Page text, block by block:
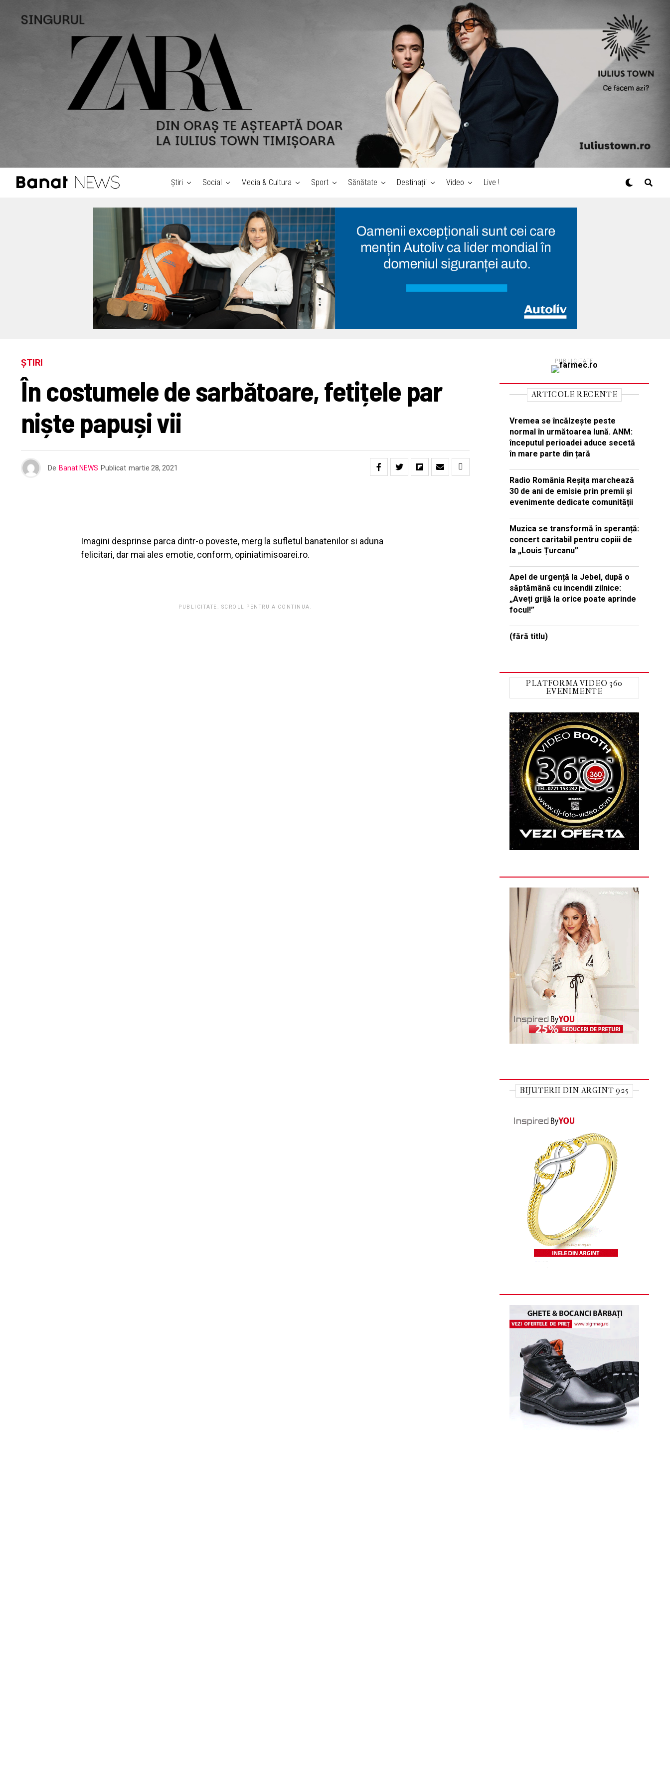
Știri Social Media & Cultura Sport Sănătate Destinații Video Live !
ȘTIRI
În costumele de sarbătoare, fetițele par
niște papuși vii
De Banat NEWS Publicat martie 28, 2021
Imagini desprinse parca dintr-o poveste, merg la sufletul banatenilor si aduna
felicitari, dar mai ales emotie, conform, opiniatimisoarei.ro.
PUBLICITATE. SCROLL PENTRU A CONTINUA.
PUBLICITATE
ARTICOLE RECENTE
Vremea se încălzește peste
normal în următoarea lună. ANM:
începutul perioadei aduce secetă
în mare parte din țară
Radio România Reșița marchează
30 de ani de emisie prin premii și
evenimente dedicate comunității
Muzica se transformă în speranță:
concert caritabil pentru copiii de
la „Louis Țurcanu”
Apel de urgență la Jebel, după o
săptămână cu incendii zilnice:
„Aveți grijă la orice poate aprinde
focul!”
(fără titlu)
PLATFORMA VIDEO 360
EVENIMENTE
BIJUTERII DIN ARGINT 925